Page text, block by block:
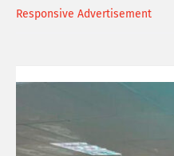
A
Responsive Advertisement